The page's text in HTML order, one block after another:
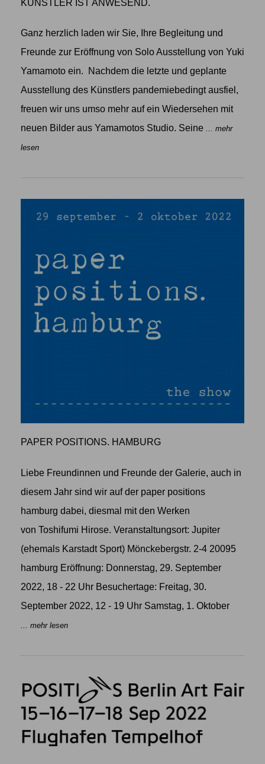
KÜNSTLER IST ANWESEND.
Ganz herzlich laden wir Sie, Ihre Begleitung und
Freunde zur Eröffnung von Solo Ausstellung von Yuki
Yamamoto ein. Nachdem die letzte und geplante
Ausstellung des Künstlers pandemiebedingt ausfiel,
freuen wir uns umso mehr auf ein Wiedersehen mit
neuen Bilder aus Yamamotos Studio. Seine ... mehr
lesen
PAPER POSITIONS. HAMBURG
Liebe Freundinnen und Freunde der Galerie, auch in
diesem Jahr sind wir auf der paper positions
hamburg dabei, diesmal mit den Werken
von Toshifumi Hirose. Veranstaltungsort: Jupiter
(ehemals Karstadt Sport) Mönckebergstr. 2-4 20095
hamburg Eröffnung: Donnerstag, 29. September
2022, 18 - 22 Uhr Besuchertage: Freitag, 30.
September 2022, 12 - 19 Uhr Samstag, 1. Oktober
... mehr lesen